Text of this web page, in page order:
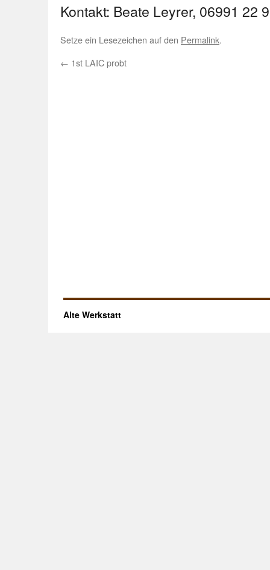
Kontakt: Beate Leyrer, 06991 22
Setze ein Lesezeichen auf den Permalink.
← 1st LAIC probt
Alte Werkstatt